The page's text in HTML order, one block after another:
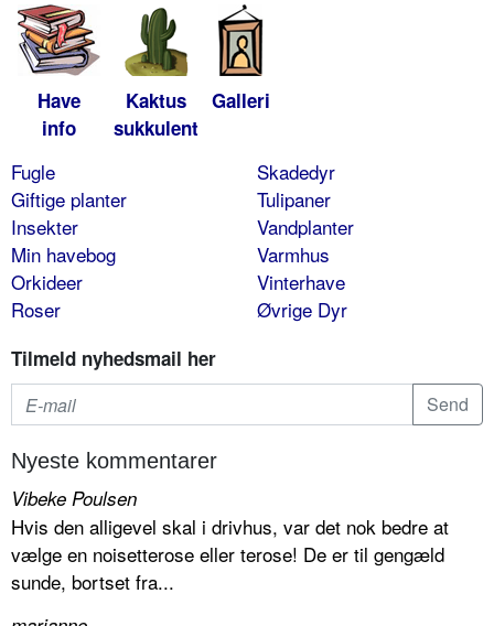
Have
info
Kaktus
sukkulent
Galleri
Fugle
Giftige planter
Insekter
Min havebog
Orkideer
Roser
Skadedyr
Tulipaner
Vandplanter
Varmhus
Vinterhave
Øvrige Dyr
Tilmeld nyhedsmail her
Nyeste kommentarer
Vibeke Poulsen
Hvis den alligevel skal i drivhus, var det nok bedre at
vælge en noisetterose eller terose! De er til gengæld
sunde, bortset fra...